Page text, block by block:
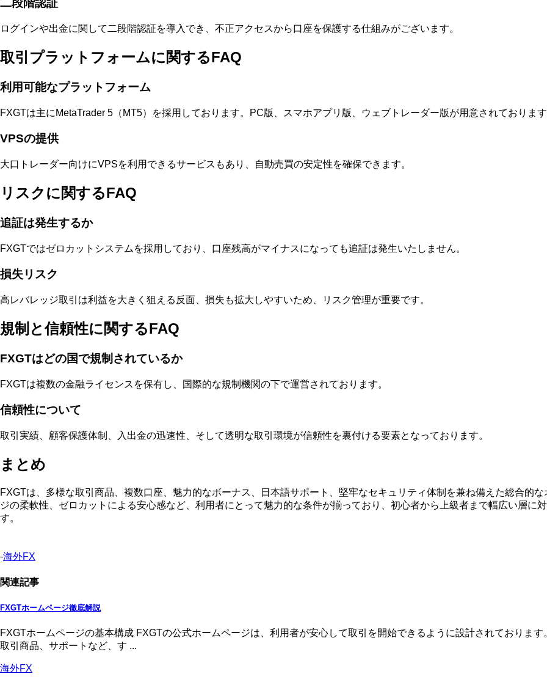
二段階認証
ログインや出金に関して二段階認証を導入でき、不正アクセスから口座を保護する仕組みがございます。
取引プラットフォームに関するFAQ
利用可能なプラットフォーム
FXGTは主にMetaTrader 5（MT5）を採用しております。PC版、スマホアプリ版、ウェブトレーダー版が用意されております
VPSの提供
大口トレーダー向けにVPSを利用できるサービスもあり、自動売買の安定性を確保できます。
リスクに関するFAQ
追証は発生するか
FXGTではゼロカットシステムを採用しており、口座残高がマイナスになっても追証は発生いたしません。
損失リスク
高レバレッジ取引は利益を大きく狙える反面、損失も拡大しやすいため、リスク管理が重要です。
規制と信頼性に関するFAQ
FXGTはどの国で規制されているか
FXGTは複数の金融ライセンスを保有し、国際的な規制機関の下で運営されております。
信頼性について
取引実績、顧客保護体制、入出金の迅速性、そして透明な取引環境が信頼性を裏付ける要素となっております。
まとめ
FXGTは、多様な取引商品、複数口座、魅力的なボーナス、日本語サポート、堅牢なセキュリティ体制を兼ね備えた総合的
ジの柔軟性、ゼロカットによる安心感など、利用者にとって魅力的な条件が揃っており、初心者から上級者まで幅広い層に
す。
-海外FX
関連記事
FXGTホームページ徹底解説
FXGTホームページの基本構成 FXGTの公式ホームページは、利用者が安心して取引を開始できるように設計されておりま
取引商品、サポートなど、す ...
海外FX